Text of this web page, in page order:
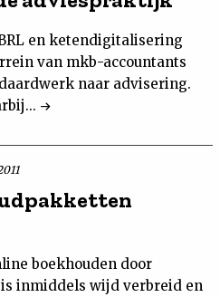
en ketendigitalisering
van mkb-accountants
naar advisering.
boekhouden door
inmiddels wijd verbreid en